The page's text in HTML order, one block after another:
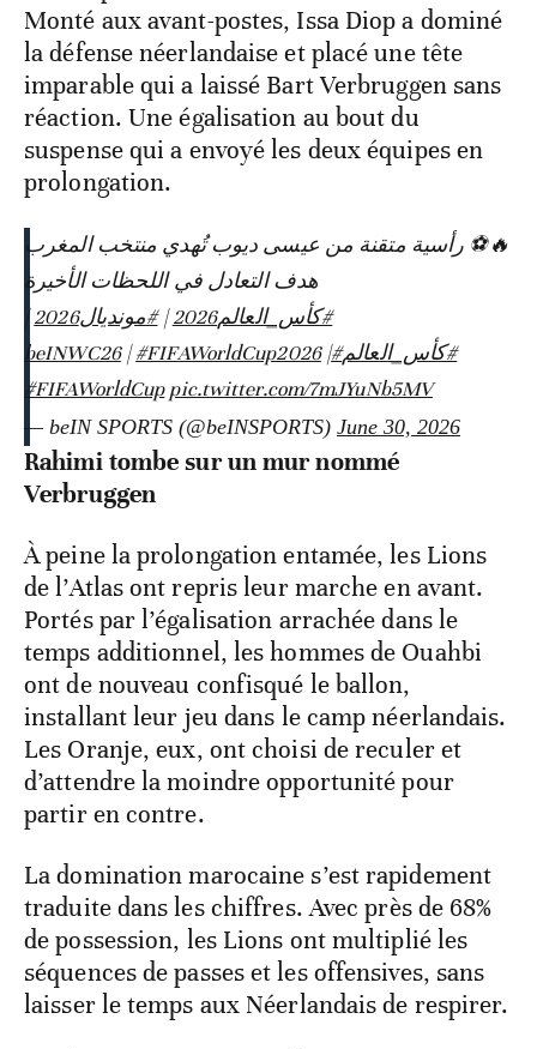
Monté aux avant-postes, Issa Diop a dominé
la défense néerlandaise et placé une tête
imparable qui a laissé Bart Verbruggen sans
réaction. Une égalisation au bout du
suspense qui a envoyé les deux équipes en
prolongation.
🔥⚽️ رأسية متقنة من عيسى ديوب تُهدي منتخب المغرب
هدف التعادل في اللحظات الأخيرة
#كأس_العالم2026
|#مونديال2026
|
#كأس_العالم#beINWC26
|#FIFAWorldCup2026|
#FIFAWorldCup pic.twitter.com/7mJYuNb5MV
— beIN SPORTS (@beINSPORTS) June 30, 2026
Rahimi tombe sur un mur nommé
Verbruggen
À peine la prolongation entamée, les Lions
de l’Atlas ont repris leur marche en avant.
Portés par l’égalisation arrachée dans le
temps additionnel, les hommes de Ouahbi
ont de nouveau confisqué le ballon,
installant leur jeu dans le camp néerlandais.
Les Oranje, eux, ont choisi de reculer et
d’attendre la moindre opportunité pour
partir en contre.
La domination marocaine s’est rapidement
traduite dans les chiffres. Avec près de 68%
de possession, les Lions ont multiplié les
séquences de passes et les offensives, sans
laisser le temps aux Néerlandais de respirer.